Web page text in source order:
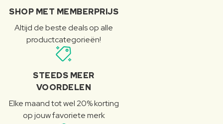
SHOP MET MEMBERPRIJS
Altijd de beste deals op alle
productcategorieën!
STEEDS MEER
VOORDELEN
Elke maand tot wel 20% korting
op jouw favoriete merk